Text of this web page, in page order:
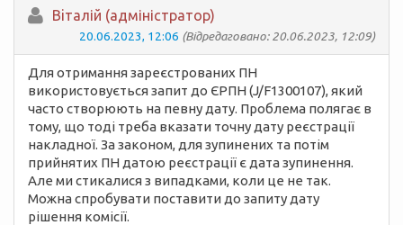
Вiталій (адміністратор)
20.06.2023, 12:06 (Відредаговано: 20.06.2023, 12:09)
Для отримання зареєстрованих ПН
використовується запит до ЄРПН (J/F1300107), який
часто створюють на певну дату. Проблема полягає в
тому, що тоді треба вказати точну дату реєстрації
накладної. За законом, для зупинених та потім
прийнятих ПН датою реєстрації є дата зупинення.
Але ми стикалися з випадками, коли це не так.
Можна спробувати поставити до запиту дату
рішення комісії.